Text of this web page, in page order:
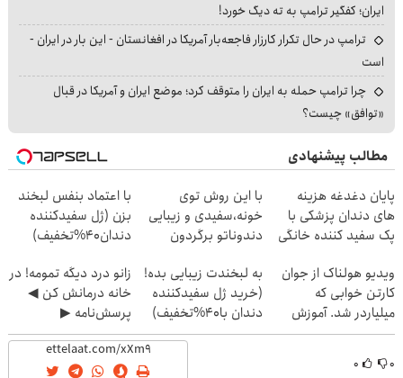
ایران؛ کفگیر ترامپ به ته دیگ خورد!
ترامپ در حال تکرار کارزار فاجعه‌بار آمریکا در افغانستان - این بار در ایران -
است
چرا ترامپ حمله به ایران را متوقف کرد؛ موضع ایران و آمریکا در قبال
«توافق» چیست؟
مطالب پیشنهادی
پایان دغدغه هزینه
های دندان پزشکی با
پک سفید کننده خانگی
با این روش توی
خونه،سفیدی و زیبایی
دندوناتو برگردون
با اعتماد بنفس لبخند
بزن (ژل سفیدکننده
دندان40%تخفیف)
ویدیو هولناک از جوان
کارتن خوابی که
میلیاردر شد. آموزش
رایگان
به لبخندت زیبایی بده!
(خرید ژل سفیدکننده
دندان با40%تخفیف)
زانو درد دیگه تمومه! در
خانه درمانش کن ◀
پرسش‌نامه ▶
۰ ۰